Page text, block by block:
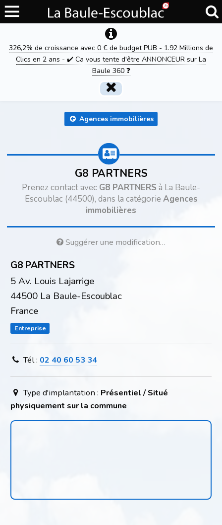
326,2% de croissance avec 0 € de budget PUB - 1.92 Millions de
Clics en 2 ans - ✔️ Ca vous tente d'être ANNONCEUR sur La
Baule 360 ❓
Agences immobilières
G8 PARTNERS
Prenez contact avec G8 PARTNERS à La Baule-
Escoublac (44500), dans la catégorie Agences
immobilières
Suggérer une modification…
G8 PARTNERS
5 Av. Louis Lajarrige
44500 La Baule-Escoublac
France
Entreprise
Tél : 02 40 60 53 34
Type d'implantation : Présentiel / Situé
physiquement sur la commune